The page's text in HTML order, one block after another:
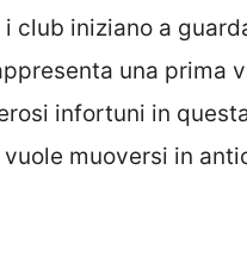
club iniziano a
una prima
infortuni in
vuole muoversi in